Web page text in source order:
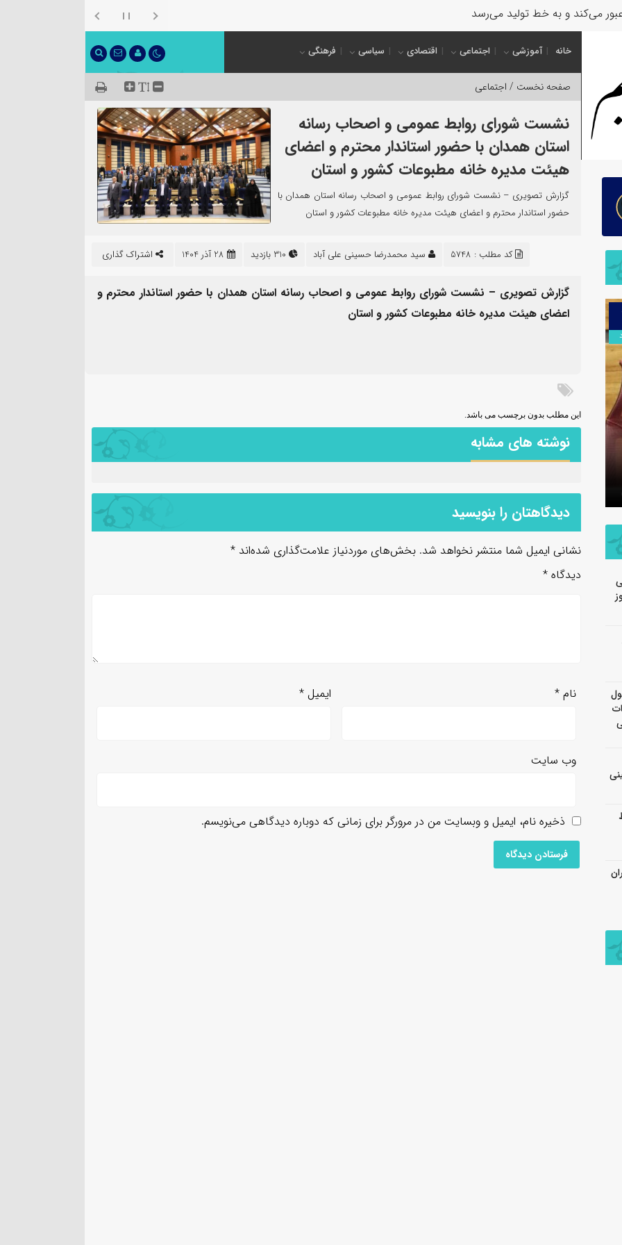
می‌کند و به خط تولید می‌رسد
خانه آموزشی اجتماعی اقتصادی سیاسی فرهنگی
صفحه نخست / اجتماعی
نشست شورای روابط عمومی و اصحاب رسانه
استان همدان با حضور استاندار محترم و اعضای
هیئت مدیره خانه مطبوعات کشور و استان
گزارش تصویری – نشست شورای روابط عمومی و اصحاب رسانه استان همدان با
حضور استاندار محترم و اعضای هیئت مدیره خانه مطبوعات کشور و استان
اشتراک گذاری سید محمدرضا حسینی علی آباد کد مطلب : 5748
گزارش تصویری – نشست شورای روابط عمومی و اصحاب رسانه استان همدان با حضور استاندار محترم و
اعضای هیئت مدیره خانه مطبوعات کشور و استان
این مطلب بدون برچسب می باشد.
نوشته های مشابه
دیدگاهتان را بنویسید
نشانی ایمیل شما منتشر نخواهد شد. بخش‌های موردنیاز علامت‌گذاری شده‌اند *
دیدگاه *
نام* ایمیل *
وب‌ سایت
ذخیره نام، ایمیل و وبسایت من در مرورگر برای زمانی که دوباره دیدگاهی می‌نویسم.
۱۷
جدید معاونت روابط عمومی و تبلیغات
پیام محمد جامعی
شرکت فولاد خوزستان